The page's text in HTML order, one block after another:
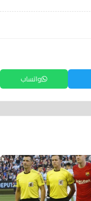
واتساب